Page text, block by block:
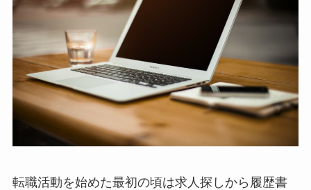
転職活動を始めた最初の頃は求人探しから履歴書